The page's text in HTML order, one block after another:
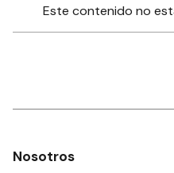
Este contenido no
Nosotros